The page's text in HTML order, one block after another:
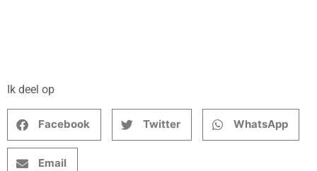
Ik deel op
Facebook Twitter WhatsApp
Email